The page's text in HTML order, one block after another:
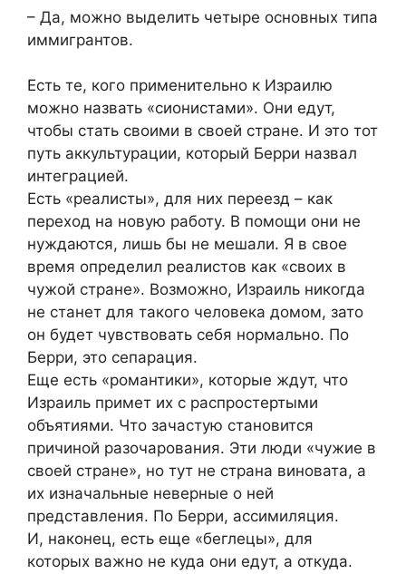
– Да, можно выделить четыре основных типа
иммигрантов.
Есть те, кого применительно к Израилю
можно назвать «сионистами». Они едут,
чтобы стать своими в своей стране. И это тот
путь аккультурации, который Берри назвал
интеграцией.
Есть «реалисты», для них переезд – как
переход на новую работу. В помощи они не
нуждаются, лишь бы не мешали. Я в свое
время определил реалистов как «своих в
чужой стране». Возможно, Израиль никогда
не станет для такого человека домом, зато
он будет чувствовать себя нормально. По
Берри, это сепарация.
Еще есть «романтики», которые ждут, что
Израиль примет их с распростертыми
объятиями. Что зачастую становится
причиной разочарования. Эти люди «чужие в
своей стране», но тут не страна виновата, а
их изначальные неверные о ней
представления. По Берри, ассимиляция.
И, наконец, есть еще «беглецы», для
которых важно не куда они едут, а откуда.